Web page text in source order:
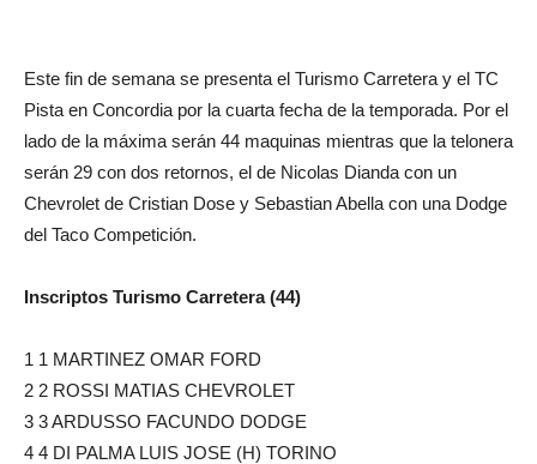
Este fin de semana se presenta el Turismo Carretera y el TC
Pista en Concordia por la cuarta fecha de la temporada. Por el
lado de la máxima serán 44 maquinas mientras que la telonera
serán 29 con dos retornos, el de Nicolas Dianda con un
Chevrolet de Cristian Dose y Sebastian Abella con una Dodge
del Taco Competición.
Inscriptos Turismo Carretera (44)
1 1 MARTINEZ OMAR FORD
2 2 ROSSI MATIAS CHEVROLET
3 3 ARDUSSO FACUNDO DODGE
4 4 DI PALMA LUIS JOSE (H) TORINO